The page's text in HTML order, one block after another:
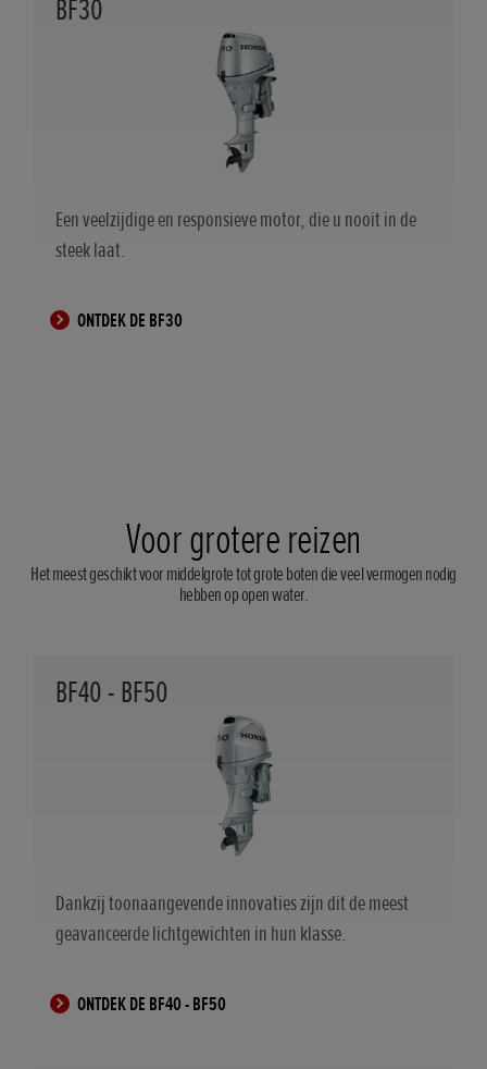
BF30
Een veelzijdige en responsieve motor, die u nooit in de
steek laat.
ONTDEK DE BF30
Voor grotere reizen
Het meest geschikt voor middelgrote tot grote boten die veel vermogen nodig
hebben op open water.
BF40 - BF50
Dankzij toonaangevende innovaties zijn dit de meest
geavanceerde lichtgewichten in hun klasse.
ONTDEK DE BF40 - BF50